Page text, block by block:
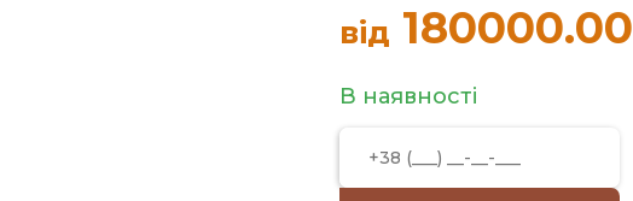
від 180000.00
В наявності